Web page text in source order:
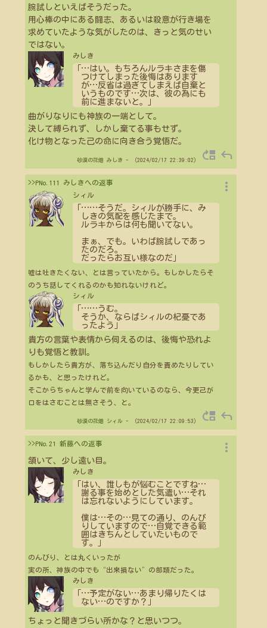
腕試しといえばそうだった。
用心棒の中にある闘志、あるいは殺意が行き場を
求めていたような気がしたのは、きっと気のせい
ではない。
みしき
…はい。もちろんルラキさまを傷
つけてしまった後悔はあります
が…反省は過ぎてしまえば自棄と
いうものです…次は、彼の為にも
前に進まないと。」
曲がりなりにも神族の一端として。
決して縛られず、しかし棄てる事もせず。
化け物となった己の命に向き合う覚悟だ。
砂漠の花畑 みしき - （2024/02/17 22:39:02） move_up reply
>>PNo.111 みしきへの返事
シィル
……そうだ。シィルが勝手に、み
しきの気配を感じたまで。
ルラキからは何も聞いてない。
まぁ、でも。いわば腕試しであっ
たのだろ。
だったらお互い様なのだ」
嘘は吐きたくない、とは言っていたから。もしかしたらそ
のうち話してくれるのかも知れないけれど。
シィル
……うむ。
そうか、ならばシィルの杞憂であ
ったよう」
貴方の言葉や表情から伺えるのは、後悔や恐れよ
りも覚悟と教訓。
もしかしたら貴方が、落ち込んだり自分を責めたりしてい
るかも、と思ったけれど。
そこからちゃんと学んで前を向いているのなら、今更己が
口をはさむことは無さそう、と。
more_vert
砂漠の花畑 シィル - （2024/02/17 22:09:53） move_up reply
>>PNo.21 新藤への返事
頷いて、少し遠い目。
みしき
「はい、誰しもが悩むことですね…
謝る事を始めとした気遣い…それ
は忘れないようにしています。
僕は…その… 見ての通り、のんび
りしていますので… 自覚できる範
囲はきちんとしていたいもので
す。」
のんびり、とは丸くいったが
実の所、神族の中でも“出来損ない”の部類だった。
みしき
…予定がない…あまり帰りたくは
ない…のですか？」
ちょっと聞きづらい所かな？と思いつつ。
more_vert